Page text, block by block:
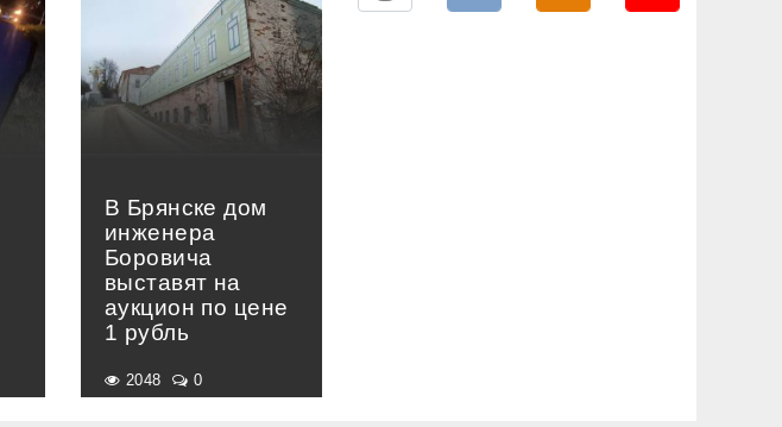
В Брянске дом
инженера
Боровича
выставят на
аукцион по цене
1 рубль
2048 0